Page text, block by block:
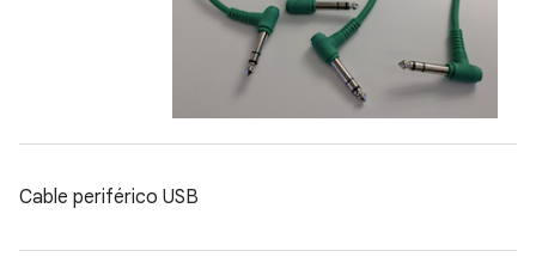
Cable periférico USB